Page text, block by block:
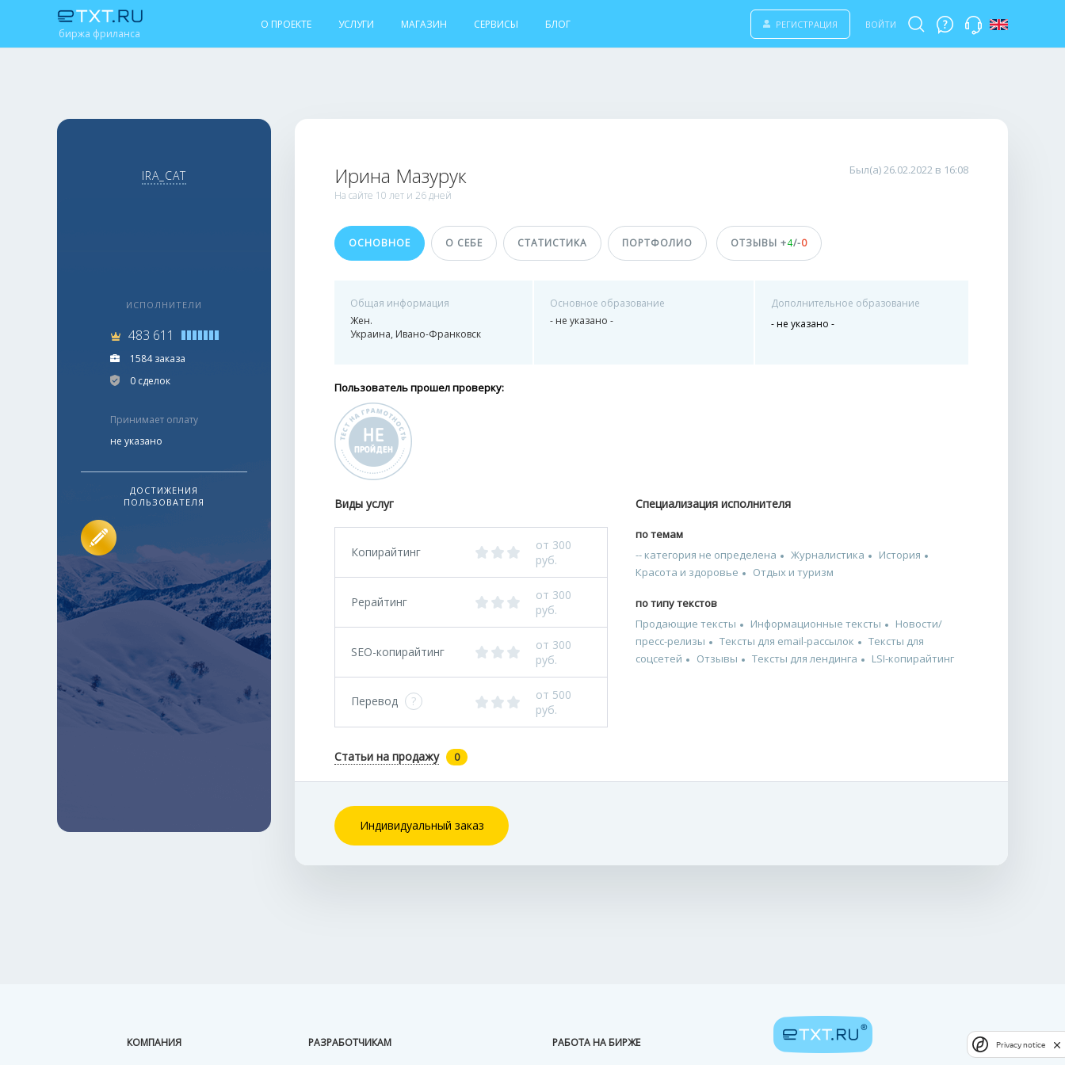
биржа фриланса
О ПРОЕКТЕ УСЛУГИ МАГАЗИН СЕРВИСЫ БЛОГ РЕГИСТРАЦИЯ ВОЙТИ
IRA_CAT
ИСПОЛНИТЕЛИ
483 611
1584 заказа
0 сделок
Принимает оплату
не указано
ДОСТИЖЕНИЯ
ПОЛЬЗОВАТЕЛЯ
Ирина Мазурук
На сайте 10 лет и 26 дней
Был(а) 26.02.2022 в 16:08
ОСНОВНОЕ О СЕБЕ СТАТИСТИКА ПОРТФОЛИО ОТЗЫВЫ +4/-0
Общая информация
Жен.
Украина, Ивано-Франковск
Основное образование
- не указано -
Дополнительное образование
- не указано -
Пользователь прошел проверку:
Виды услуг
Копирайтинг
от 300
руб.
Рерайтинг
от 300
руб.
SEO-копирайтинг
от 300
руб.
Перевод ?
от 500
руб.
Специализация исполнителя
по темам
-- категория не определена
Журналистика
История
Красота и здоровье
Отдых и туризм
по типу текстов
Продающие тексты
Информационные тексты
Новости/
пресс-релизы
Тексты для email-рассылок
Тексты для
соцсетей
Отзывы Тексты для лендинга LSI-копирайтинг
Статьи на продажу 0
Индивидуальный заказ
КОМПАНИЯ РАЗРАБОТЧИКАМ РАБОТА НА БИРЖЕ Privacy notice